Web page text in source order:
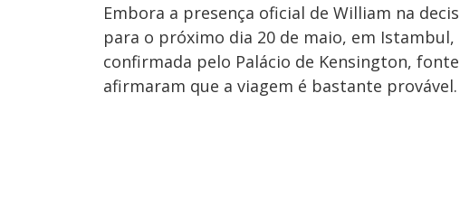
Embora a presença oficial de William na
para ​o próxim​o ​dia 20 de maio, em
confirmada pelo Palácio de Kensington,
afirmaram que a viagem é bastante provável.